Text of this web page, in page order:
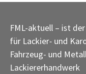
FML-aktuell – ist
für Lackier- und
Fahrzeug- und
Lackiererhandwerk